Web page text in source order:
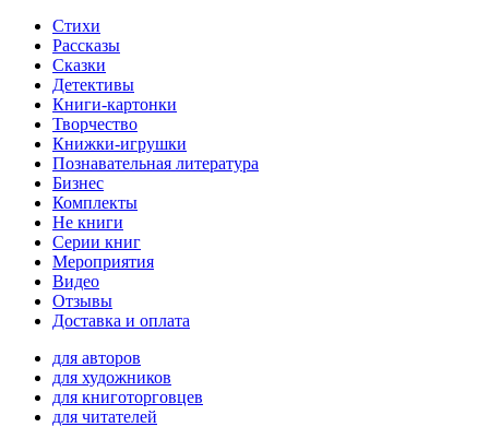
Стихи
Рассказы
Сказки
Детективы
Книги-картонки
Творчество
Книжки-игрушки
Познавательная литература
Бизнес
Комплекты
Не книги
Серии книг
Мероприятия
Видео
Отзывы
Доставка и оплата
для авторов
для художников
для книготорговцев
для читателей